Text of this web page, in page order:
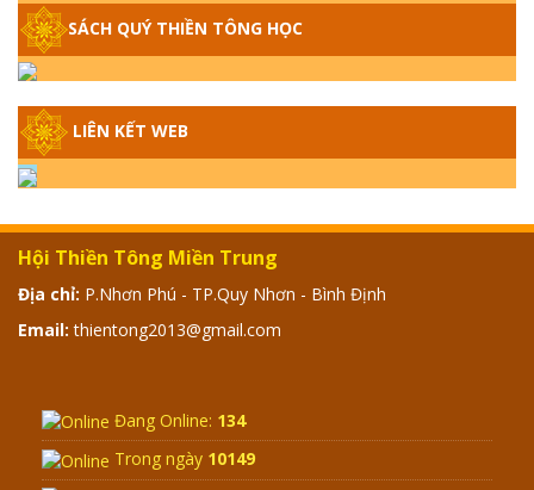
GIẢI ĐÁP THIỀN TÔNG ĐẶC BIỆT - P14 -
NGUỒN GỐC ÂM LỊCH DƯƠNG LỊCH -
TẦNG BÌNH LƯU LỚN ĐẾN ĐÂU
CON NGƯỜI TU THÀNH PHẬT ĐƯỢC
GIẢI ĐÁP THIỀN TÔNG ĐẶC BIỆT - P12 -
SỰ THẬT VỀ ĐẠI HỒNG THỦY? TRỜI ĐÁNH
THÁNH ĐÂM THẦN VẶN HỌNG?
SÁCH QUÝ THIỀN TÔNG HỌC
LIÊN KẾT WEB
Hội Thiền Tông Miền Trung
Địa chỉ: P.Nhơn Phú - TP.Quy Nhơn - Bình Định
Email: thientong2013@gmail.com
Đang Online: 134
Trong ngày 10149